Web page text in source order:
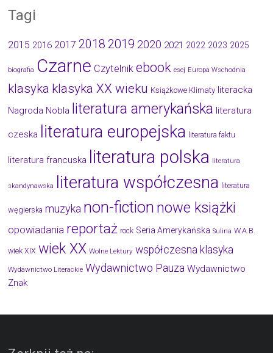
Tagi
2015 2016 2017 2018 2019 2020 2021 2022 2023 2025
biografia Czarne Czytelnik ebook esej Europa Wschodnia
klasyka klasyka XX wieku Książkowe Klimaty literacka
Nagroda Nobla
literatura amerykańska literatura
czeska literatura europejska literatura faktu
literatura francuska literatura polska literatura
skandynawska literatura współczesna literatura
węgierska muzyka non-fiction nowe książki
opowiadania reportaż rock Seria Amerykańska Sulina W.A.B.
wiek XIX wiek XX Wolne Lektury współczesna klasyka
Wydawnictwo Literackie Wydawnictwo Pauza Wydawnictwo
Znak